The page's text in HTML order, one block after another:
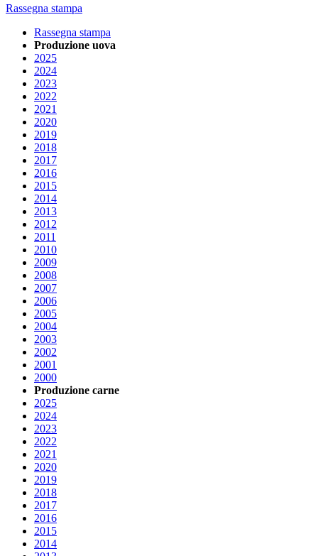
Rassegna stampa
Rassegna stampa
Produzione uova
2025
2024
2023
2022
2021
2020
2019
2018
2017
2016
2015
2014
2013
2012
2011
2010
2009
2008
2007
2006
2005
2004
2003
2002
2001
2000
Produzione carne
2025
2024
2023
2022
2021
2020
2019
2018
2017
2016
2015
2014